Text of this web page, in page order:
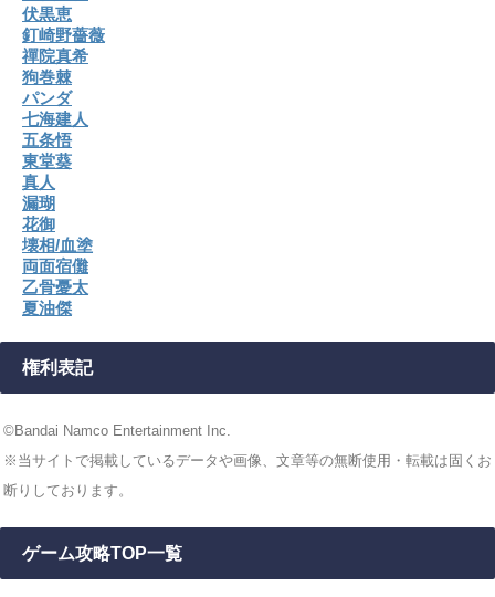
伏黒恵
釘崎野薔薇
禪院真希
狗巻棘
パンダ
七海建人
五条悟
東堂葵
真人
漏瑚
花御
壊相/血塗
両面宿儺
乙骨憂太
夏油傑
権利表記
©Bandai Namco Entertainment Inc.
※当サイトで掲載しているデータや画像、文章等の無断使用・転載は固くお
断りしております。
ゲーム攻略TOP一覧